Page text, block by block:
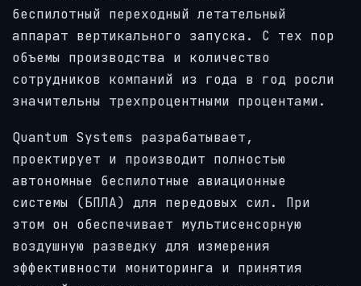
беспилотный переходный летательный
аппарат вертикального запуска. С тех пор
объемы производства и количество
сотрудников компаний из года в год росли
значительны трехпроцентными процентами.
Quantum Systems разрабатывает,
проектирует и производит полностью
автономные беспилотные авиационные
системы (БПЛА) для передовых сил. При
этом он обеспечивает мультисенсорную
воздушную разведку для измерения
эффективности мониторинга и принятия